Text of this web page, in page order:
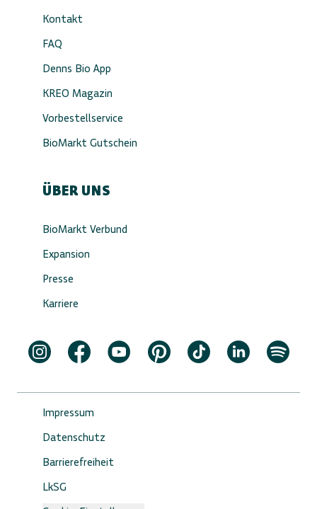
Kontakt
FAQ
Denns Bio App
KREO Magazin
Vorbestellservice
BioMarkt Gutschein
ÜBER UNS
BioMarkt Verbund
Expansion
Presse
Karriere
Impressum
Datenschutz
Barrierefreiheit
LkSG